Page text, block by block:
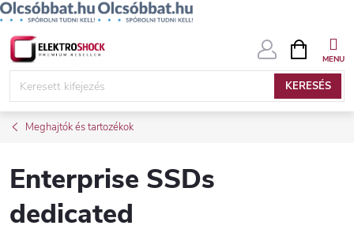
Ugrás
KERESÉS
KOSÁR
Meghajtók és tartozékok
Enterprise SSDs
dedicated